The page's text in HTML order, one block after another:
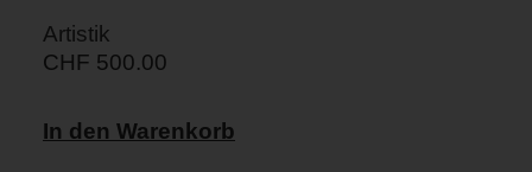
Artistik
CHF 500.00
In den Warenkorb